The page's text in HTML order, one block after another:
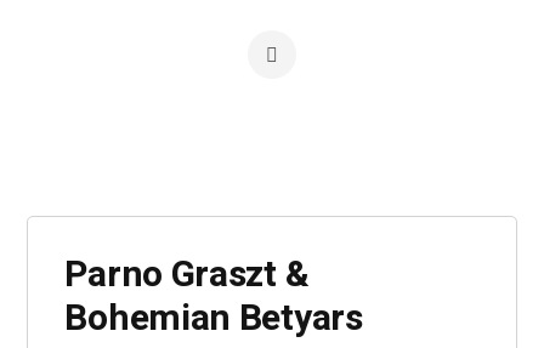
Parno Graszt &
Bohemian Betyars